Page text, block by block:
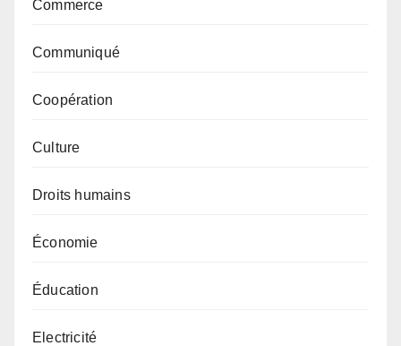
Commerce
Communiqué
Coopération
Culture
Droits humains
Économie
Éducation
Electricité